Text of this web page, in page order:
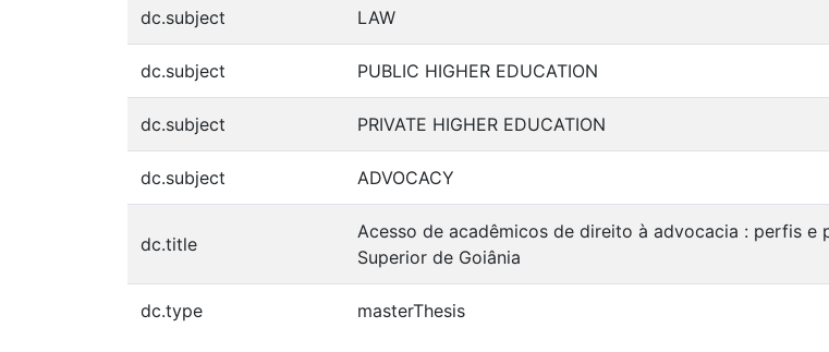
dc.subject LAW
dc.subject PUBLIC HIGHER EDUCATION
dc.subject PRIVATE HIGHER EDUCATION
dc.subject ADVOCACY
dc.title
Acesso de acadêmicos de direito à advocacia : perfis e
Superior de Goiânia
dc.type masterThesis